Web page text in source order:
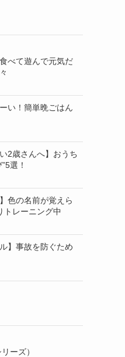
べて遊んで元気だ
い！簡単晩ごはん
2歳さんへ】おうち
選！
色の名前が覚えら
トレーニング中
】事故を防ぐため
ーズ）